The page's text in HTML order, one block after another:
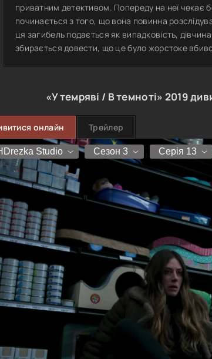
приватним детективом. Попереду на неї чекає
починається з того, що вона повинна
ця загибель подається як випадковість,
збирається довести, що це було жорстоке
«У темряві / В темноті» 2019
онлайн Трейлер